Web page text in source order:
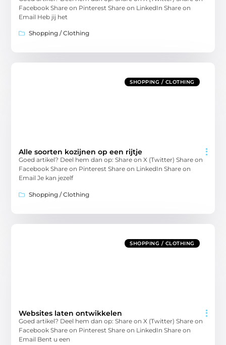
Facebook Share on Pinterest Share on LinkedIn Share on
Email Heb jij het
Shopping / Clothing
SHOPPING / CLOTHING
Alle soorten kozijnen op een rijtje
Goed artikel? Deel hem dan op: Share on X (Twitter) Share on
Facebook Share on Pinterest Share on LinkedIn Share on
Email Je kan jezelf
Shopping / Clothing
SHOPPING / CLOTHING
Websites laten ontwikkelen
Goed artikel? Deel hem dan op: Share on X (Twitter) Share on
Facebook Share on Pinterest Share on LinkedIn Share on
Email Bent u een